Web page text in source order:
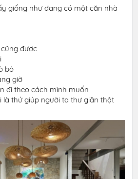
giống như đang có một căn nhà
được
bó
giờ
đi theo cách mình muốn
là thứ giúp người ta thư giãn thật